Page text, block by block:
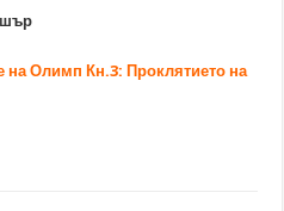
на Олимп Кн.3: Проклятието на